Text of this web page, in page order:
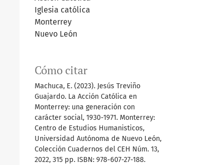
Iglesia católica
Monterrey
Nuevo León
Cómo citar
Machuca, E. (2023). Jesús Treviño
Guajardo. La Acción Católica en
Monterrey: una generación con
carácter social, 1930-1971. Monterrey:
Centro de Estudios Humanisticos,
Universidad Autónoma de Nuevo León,
Colección Cuadernos del CEH Núm. 13,
2022, 315 pp. ISBN: 978-607-27-188.